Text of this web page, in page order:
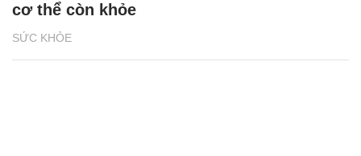
SỨC KHỎE
cơ thể còn khỏe